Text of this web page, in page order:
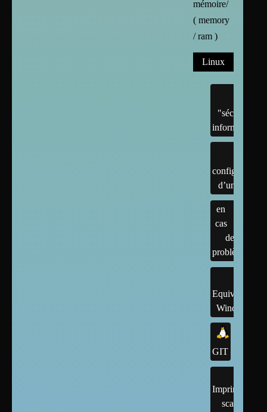
mémoire/
( memory
/ ram )
Linux
"sécurité"
informatique
configuration
d’un linux
en
cas
de
problème
Equivalents
Windows
GIT
Imprimantes,
scanner,